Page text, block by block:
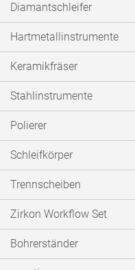
Diamantschleifer
Hartmetallinstrumente
Keramikfräser
Stahlinstrumente
Polierer
Schleifkörper
Trennscheiben
Zirkon Workflow Set
Bohrerständer